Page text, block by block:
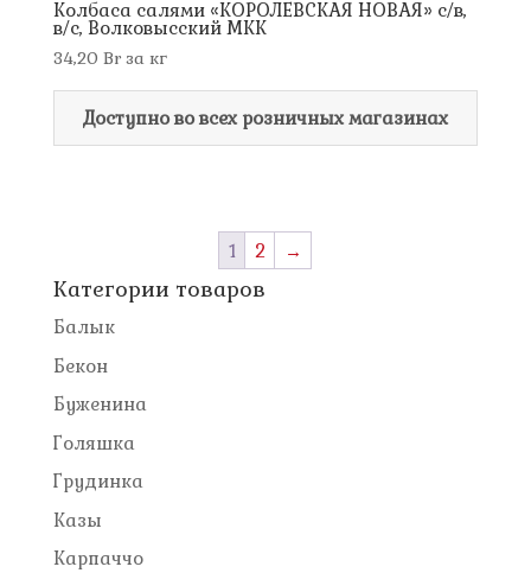
Колбаса салями «КОРОЛЕВСКАЯ НОВАЯ» с/в,
в/с, Волковысский МКК
34,20 Brза кг
Доступно во всех розничных магазинах
1 2 →
Категории товаров
Балык
Бекон
Буженина
Голяшка
Грудинка
Казы
Карпаччо